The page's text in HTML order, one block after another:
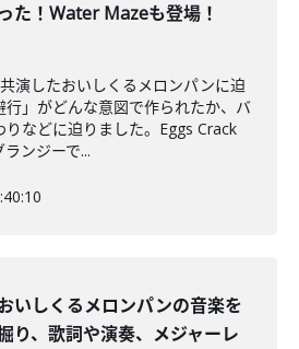
た！Water Mazeも登場！
演したおいしくるメロンパンに迫
行」がどんな意図で作られたか、バ
りなどに迫りました。Eggs Crack
ンジーで...
いしくるメロンパンの音楽を
り、歌詞や演奏、メジャーレ